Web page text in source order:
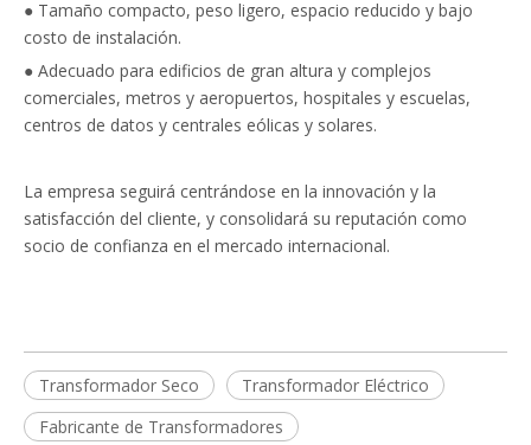
● Tamaño compacto, peso ligero, espacio reducido y bajo
costo de instalación.
● Adecuado para edificios de gran altura y complejos
comerciales, metros y aeropuertos, hospitales y escuelas,
centros de datos y centrales eólicas y solares.
La empresa seguirá centrándose en la innovación y la
satisfacción del cliente, y consolidará su reputación como
socio de confianza en el mercado internacional.
Transformador Seco
Transformador Eléctrico
Fabricante de Transformadores